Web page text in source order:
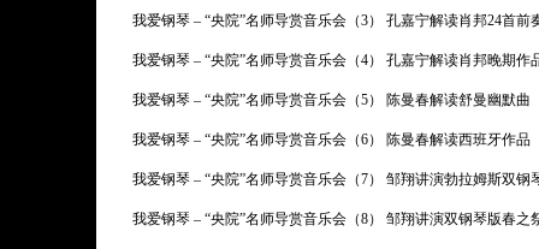
我爱钢琴 – “央院”名师导赏音乐会（3） 孔嘉宁解读肖邦24首前
我爱钢琴 – “央院”名师导赏音乐会（4） 孔嘉宁解读肖邦晚期作
我爱钢琴 – “央院”名师导赏音乐会（5） 陈曼春解读舒曼幽默曲
我爱钢琴 – “央院”名师导赏音乐会（6） 陈曼春解读西班牙作品
我爱钢琴 – “央院”名师导赏音乐会（7） 邹翔讲演勃拉姆斯双钢
我爱钢琴 – “央院”名师导赏音乐会（8） 邹翔讲演双钢琴版春之